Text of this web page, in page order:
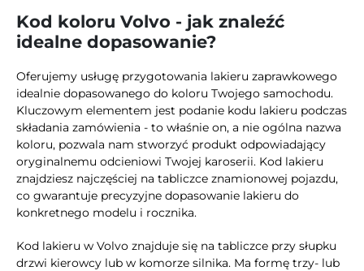
Kod koloru Volvo - jak znaleźć
idealne dopasowanie?
Oferujemy usługę przygotowania lakieru zaprawkowego
idealnie dopasowanego do koloru Twojego samochodu.
Kluczowym elementem jest podanie kodu lakieru podczas
składania zamówienia - to właśnie on, a nie ogólna nazwa
koloru, pozwala nam stworzyć produkt odpowiadający
oryginalnemu odcieniowi Twojej karoserii. Kod lakieru
znajdziesz najczęściej na tabliczce znamionowej pojazdu,
co gwarantuje precyzyjne dopasowanie lakieru do
konkretnego modelu i rocznika.
Kod lakieru w Volvo znajduje się na tabliczce przy słupku
drzwi kierowcy lub w komorze silnika. Ma formę trzy- lub